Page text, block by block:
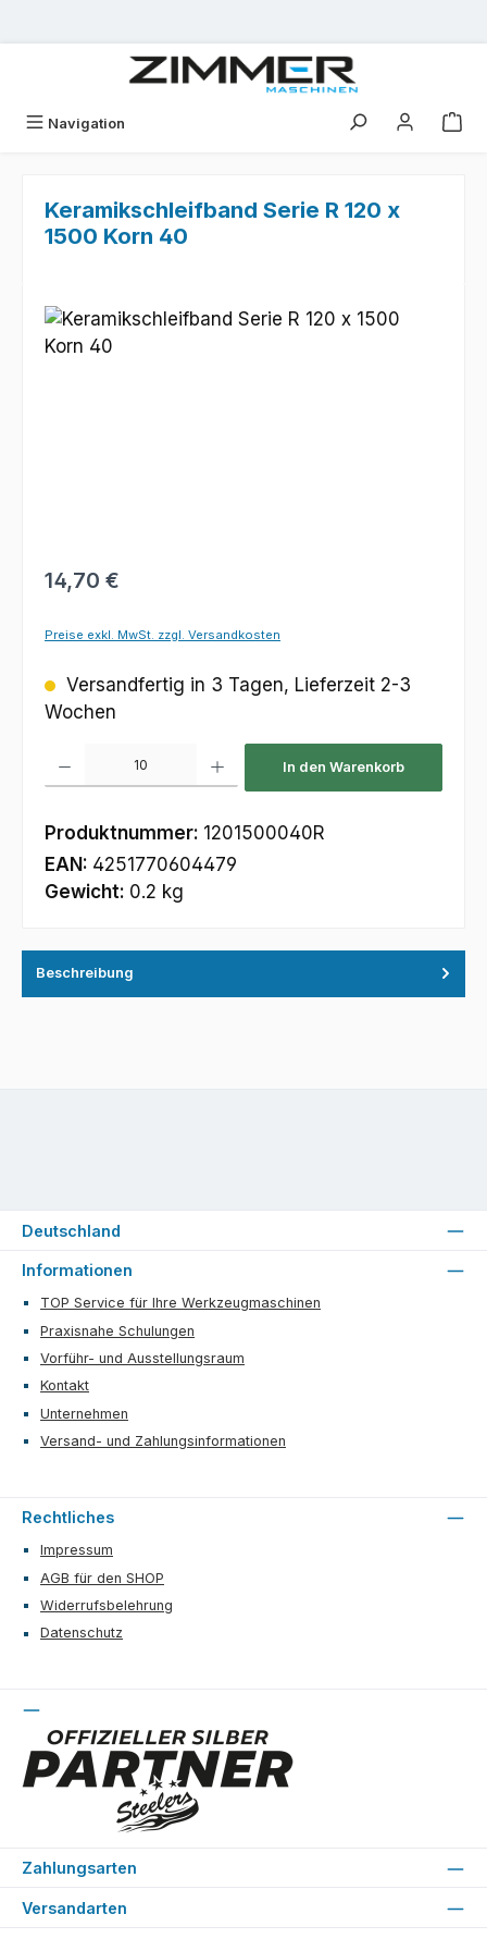
Navigation
Keramikschleifband Serie R 120 x
1500 Korn 40
Bildergalerie überspringen
Regulärer Preis:
14,70 €
Preise exkl. MwSt. zzgl. Versandkosten
Versandfertig in 3 Tagen, Lieferzeit 2-3
Wochen
In den Warenkorb
Produktnummer: 1201500040R
EAN: 4251770604479
Gewicht: 0.2 kg
Beschreibung
Informationen
TOP Service für Ihre Werkzeugmaschinen
Praxisnahe Schulungen
Vorführ- und Ausstellungsraum
Kontakt
Unternehmen
Versand- und Zahlungsinformationen
Rechtliches
Impressum
AGB für den SHOP
Widerrufsbelehrung
Datenschutz
Zahlungsarten
Versandarten
Deutschland